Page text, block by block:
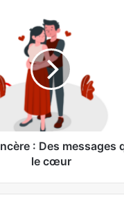
: Des messages
le cœur